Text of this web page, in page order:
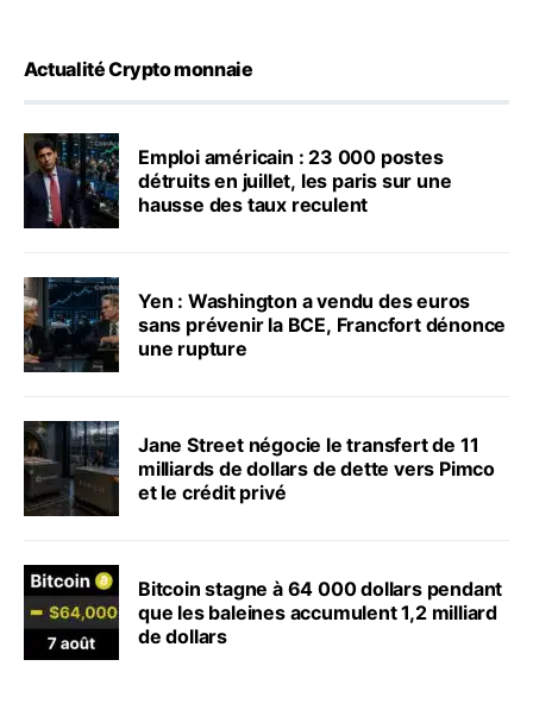
Actualité Crypto monnaie
Emploi américain : 23 000 postes
détruits en juillet, les paris sur une
hausse des taux reculent
Yen : Washington a vendu des euros
sans prévenir la BCE, Francfort dénonce
une rupture
Jane Street négocie le transfert de 11
milliards de dollars de dette vers Pimco
et le crédit privé
Bitcoin stagne à 64 000 dollars pendant
que les baleines accumulent 1,2 milliard
de dollars